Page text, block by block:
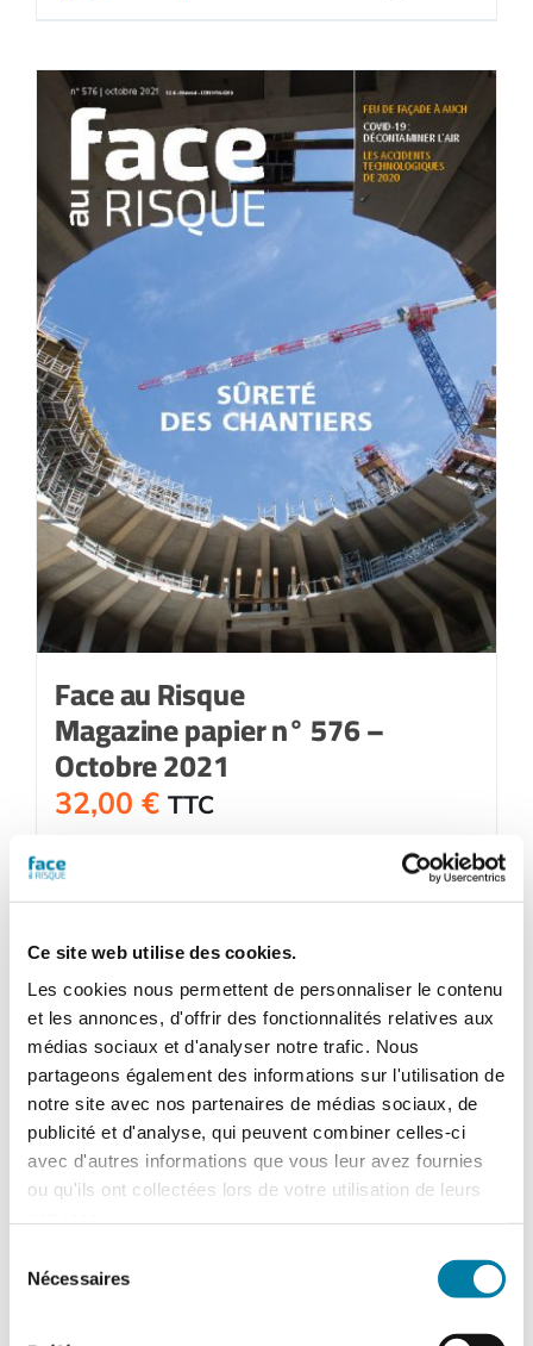
Ce site web utilise des cookies.
Les cookies nous permettent de personnaliser le contenu
et les annonces, d'offrir des fonctionnalités relatives aux
médias sociaux et d'analyser notre trafic. Nous
partageons également des informations sur l'utilisation de
notre site avec nos partenaires de médias sociaux, de
publicité et d'analyse, qui peuvent combiner celles-ci
avec d'autres informations que vous leur avez fournies
ou qu'ils ont collectées lors de votre utilisation de leurs
Nécessaires
papier
575
-
Septembre
2021
Face au Risque
Magazine papier n° 576 –
Octobre 2021
32,00 € TTC
quantité
Face
au
RisqueMagazine
papier
n°
576
-
Octobre
2021
Ajouter au panier